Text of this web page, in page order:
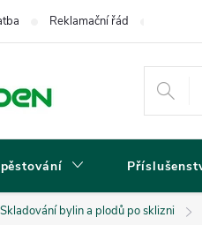
Reklamační řád
Skladování bylin a plodů po sklizni